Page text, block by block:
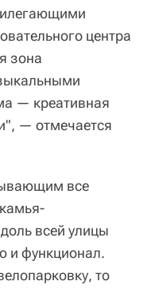
центра
зона
— креативная
— отмечается
все
всей улицы
и функционал.
то